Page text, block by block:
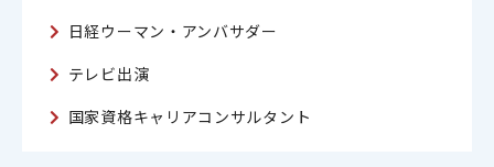
日経ウーマン・アンバサダー
テレビ出演
国家資格キャリアコンサルタント